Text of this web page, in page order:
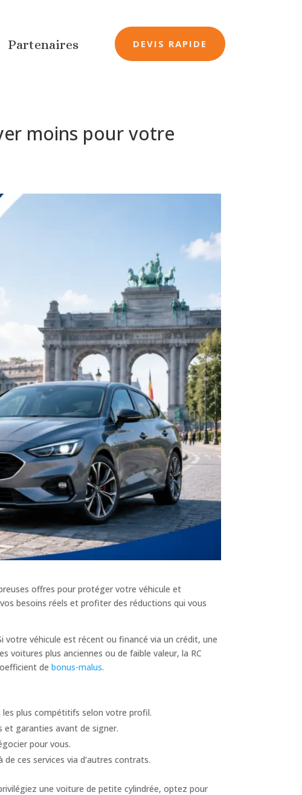
Partenaires DEVIS RAPIDE
moins pour votre
offres pour protéger votre véhicule et
besoins réels et profiter des réductions qui vous
votre véhicule est récent ou financé via un crédit, une
plus anciennes ou de faible valeur, la RC
debonus-malus.
plus compétitifs selon votre profil.
et garanties avant de signer.
pour vous.
ces services via d’autres contrats.
une voiture de petite cylindrée, optez pour